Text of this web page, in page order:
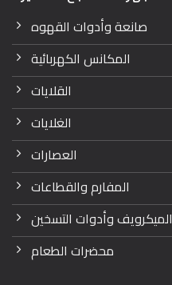
صانعة وأدوات القهوه
المكانس الكهربائية
القلايات
الغلايات
العصارات
المفارم والقطاعات
الميكرويف وأدوات التسخين
محضرات الطعام